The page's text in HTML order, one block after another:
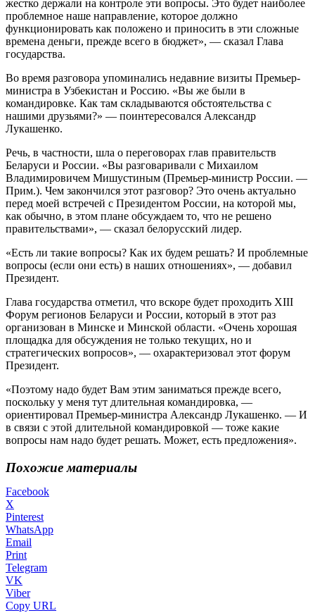
жестко держали на контроле эти вопросы. Это будет наиболее
проблемное наше направление, которое должно
функционировать как положено и приносить в эти сложные
времена деньги, прежде всего в бюджет», — сказал Глава
государства.
Во время разговора упоминались недавние визиты Премьер-
министра в Узбекистан и Россию. «Вы же были в
командировке. Как там складываются обстоятельства с
нашими друзьями?» — поинтересовался Александр
Лукашенко.
Речь, в частности, шла о переговорах глав правительств
Беларуси и России. «Вы разговаривали с Михаилом
Владимировичем Мишустиным (Премьер-министр России. —
Прим.). Чем закончился этот разговор? Это очень актуально
перед моей встречей с Президентом России, на которой мы,
как обычно, в этом плане обсуждаем то, что не решено
правительствами», — сказал белорусский лидер.
«Есть ли такие вопросы? Как их будем решать? И проблемные
вопросы (если они есть) в наших отношениях», — добавил
Президент.
Глава государства отметил, что вскоре будет проходить XIII
Форум регионов Беларуси и России, который в этот раз
организован в Минске и Минской области. «Очень хорошая
площадка для обсуждения не только текущих, но и
стратегических вопросов», — охарактеризовал этот форум
Президент.
«Поэтому надо будет Вам этим заниматься прежде всего,
поскольку у меня тут длительная командировка, —
ориентировал Премьер-министра Александр Лукашенко. — И
в связи с этой длительной командировкой — тоже какие
вопросы нам надо будет решать. Может, есть предложения».
Похожие материалы
Facebook
X
Pinterest
WhatsApp
Email
Print
Telegram
VK
Viber
Copy URL